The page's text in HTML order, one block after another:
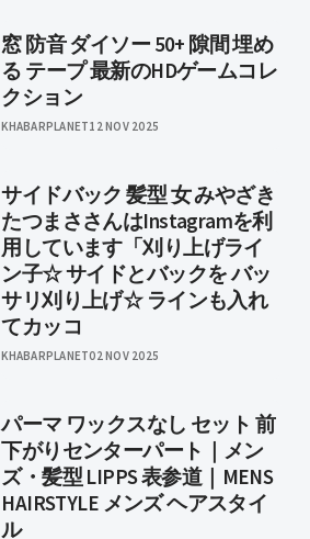
窓 防音 ダイソー 50+ 隙間 埋め
る テープ 最新のHDゲームコレ
クション
KHABARPLANET12 NOV 2025
サイドバック 髪型 女 みやざき
たつまささんはInstagramを利
用しています「刈り上げライ
ン子☆ サイドとバックを バッ
サリ刈り上げ☆ ラインも入れ
てカッコ
KHABARPLANET02 NOV 2025
パーマ ワックスなし セット 前
下がりセンターパート｜メン
ズ・髪型 LIPPS 表参道｜MENS
HAIRSTYLE メンズ ヘアスタイ
ル